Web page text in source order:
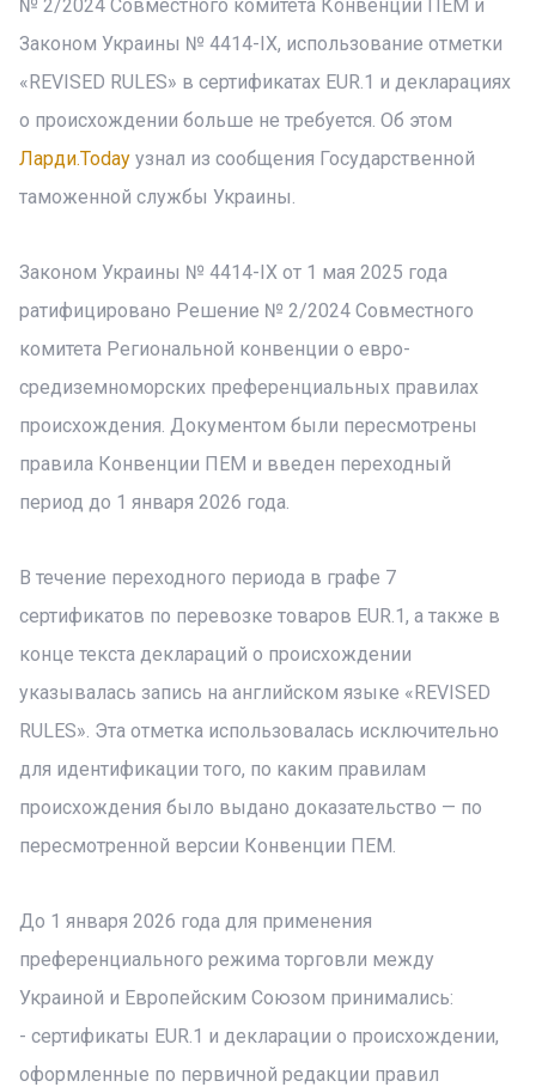
№ 2/2024 Совместного комитета Конвенции ПЕМ и
Законом Украины № 4414-IX, использование отметки
«REVISED RULES» в сертификатах EUR.1 и декларациях
о происхождении больше не требуется. Об этом
Ларди.Today узнал из сообщения Государственной
таможенной службы Украины.
Законом Украины № 4414-IX от 1 мая 2025 года
ратифицировано Решение № 2/2024 Совместного
комитета Региональной конвенции о евро-
средиземноморских преференциальных правилах
происхождения. Документом были пересмотрены
правила Конвенции ПЕМ и введен переходный
период до 1 января 2026 года.
В течение переходного периода в графе 7
сертификатов по перевозке товаров EUR.1, а также в
конце текста деклараций о происхождении
указывалась запись на английском языке «REVISED
RULES». Эта отметка использовалась исключительно
для идентификации того, по каким правилам
происхождения было выдано доказательство — по
пересмотренной версии Конвенции ПЕМ.
До 1 января 2026 года для применения
преференциального режима торговли между
Украиной и Европейским Союзом принимались:
- сертификаты EUR.1 и декларации о происхождении,
оформленные по первичной редакции правил